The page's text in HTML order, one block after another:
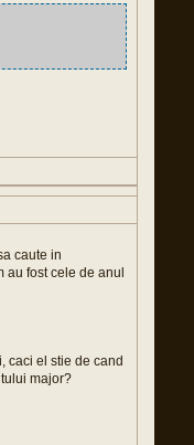
caute in
fost cele de anul
caci el stie de cand
major?